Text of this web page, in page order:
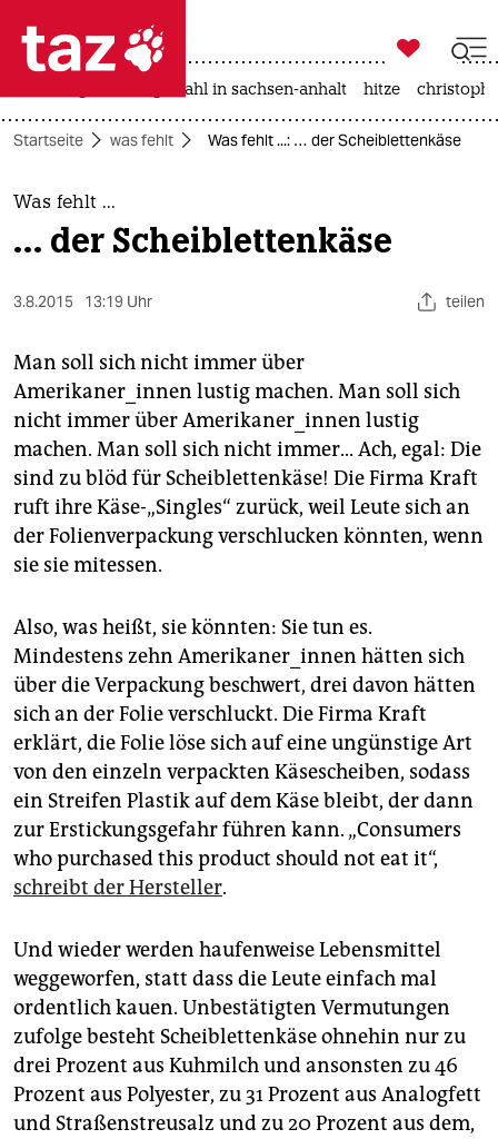
 taz zahl ich
taz zahl ich
themen
politik
öko
gesellschaft
kultur
sport
berlin
nord
verlag
verlag
veranstaltungen
shop
fragen & hilfe
unterstützen
genossenschaft
epaper login

taz zahl ich
landtagswahl in sachsen-anhalt hitze
Startseite was fehlt Was fehlt ...: … der Scheiblettenkäse
Was fehlt ...
… der Scheiblettenkäse
3.8.2015 13:19 Uhr teilen
Man soll sich nicht immer über
Amerikaner_innen lustig machen. Man soll sich
nicht immer über Amerikaner_innen lustig
machen. Man soll sich nicht immer... Ach, egal: Die
sind zu blöd für Scheiblettenkäse! Die Firma Kraft
ruft ihre Käse-„Singles“ zurück, weil Leute sich an
der Folienverpackung verschlucken könnten, wenn
sie sie mitessen.
Also, was heißt, sie könnten: Sie tun es.
Mindestens zehn Amerikaner_innen hätten sich
über die Verpackung beschwert, drei davon hätten
sich an der Folie verschluckt. Die Firma Kraft
erklärt, die Folie löse sich auf eine ungünstige Art
von den einzeln verpackten Käsescheiben, sodass
ein Streifen Plastik auf dem Käse bleibt, der dann
zur Erstickungsgefahr führen kann. „Consumers
who purchased this product should not eat it“,
schreibt der Hersteller.
Und wieder werden haufenweise Lebensmittel
weggeworfen, statt dass die Leute einfach mal
ordentlich kauen. Unbestätigten Vermutungen
zufolge besteht Scheiblettenkäse ohnehin nur zu
drei Prozent aus Kuhmilch und ansonsten zu 46
Prozent aus Polyester, zu 31 Prozent aus Analogfett
und Straßenstreusalz und zu 20 Prozent aus dem,